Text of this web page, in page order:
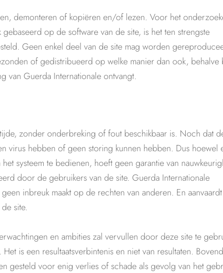
demonteren of kopiëren en/of lezen. Voor het
op de software van de site, is het ten strengste
Geen enkel deel van de site mag worden
of gedistribueerd op welke manier dan ook, behalve
van Guerda Internationale ontvangt.
zonder onderbreking of fout beschikbaar is. Noch dat
virus hebben of geen storing kunnen hebben. Dus hoewel
systeem te bedienen, hoeft geen garantie van
door de gebruikers van de site. Guerda Internationale
inbreuk maakt op de rechten van anderen. En
site.
en ambities zal vervullen door deze site te
is een resultaatsverbintenis en niet van resultaten.
gesteld voor enig verlies of schade als gevolg van het